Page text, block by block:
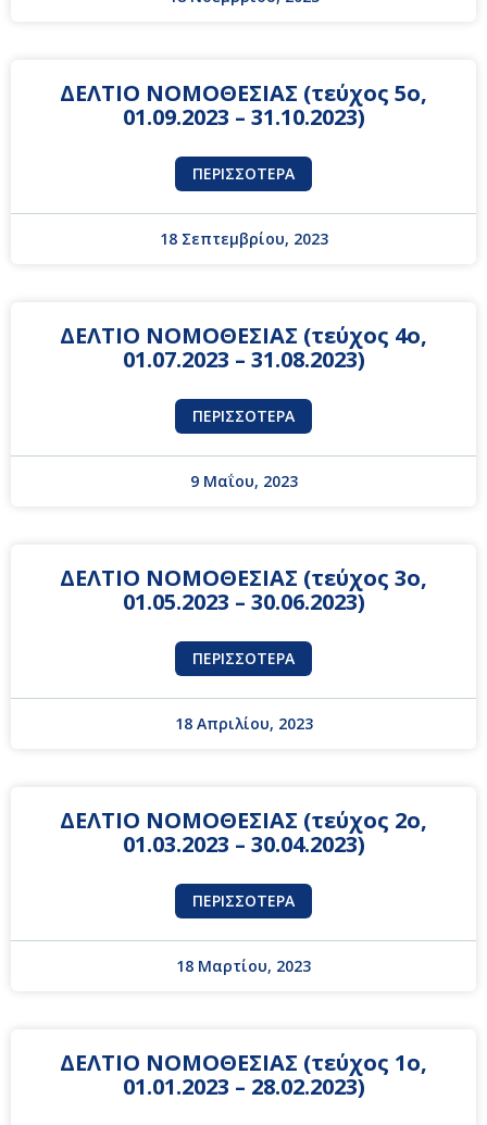
ΔΕΛΤΙΟ ΝΟΜΟΘΕΣΙΑΣ (τεύχος 5ο,
01.09.2023 – 31.10.2023)
ΠΕΡΙΣΣΌΤΕΡΑ
18 Σεπτεμβρίου, 2023
ΔΕΛΤΙΟ ΝΟΜΟΘΕΣΙΑΣ (τεύχος 4ο,
01.07.2023 – 31.08.2023)
ΠΕΡΙΣΣΌΤΕΡΑ
9 Μαΐου, 2023
ΔΕΛΤΙΟ ΝΟΜΟΘΕΣΙΑΣ (τεύχος 3ο,
01.05.2023 – 30.06.2023)
ΠΕΡΙΣΣΌΤΕΡΑ
18 Απριλίου, 2023
ΔΕΛΤΙΟ ΝΟΜΟΘΕΣΙΑΣ (τεύχος 2ο,
01.03.2023 – 30.04.2023)
ΠΕΡΙΣΣΌΤΕΡΑ
18 Μαρτίου, 2023
ΔΕΛΤΙΟ ΝΟΜΟΘΕΣΙΑΣ (τεύχος 1ο,
01.01.2023 – 28.02.2023)